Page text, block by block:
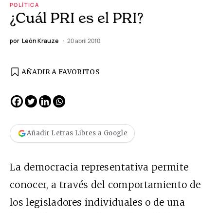
POLÍTICA
¿Cuál PRI es el PRI?
por León Krauze 20 abril 2010
AÑADIR A FAVORITOS
Añadir Letras Libres a Google
La democracia representativa permite
conocer, a través del comportamiento de
los legisladores individuales o de una